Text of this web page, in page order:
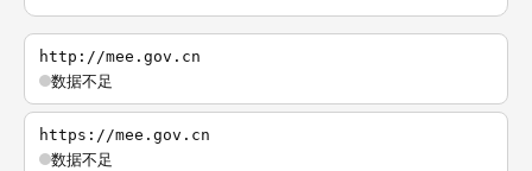
http://mee.gov.cn
数据不足
https://mee.gov.cn
数据不足